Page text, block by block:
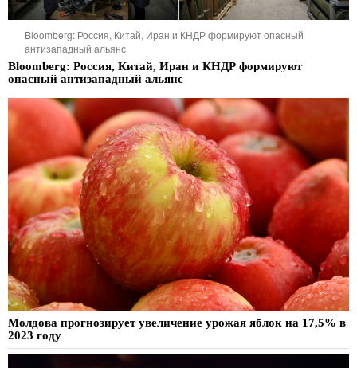
Bloomberg: Россия, Китай, Иран и КНДР формируют опасный
антизападный альянс
Bloomberg: Россия, Китай, Иран и КНДР формируют
опасный антизападный альянс
Молдова прогнозирует увеличение урожая яблок на 17,5% в
2023 году